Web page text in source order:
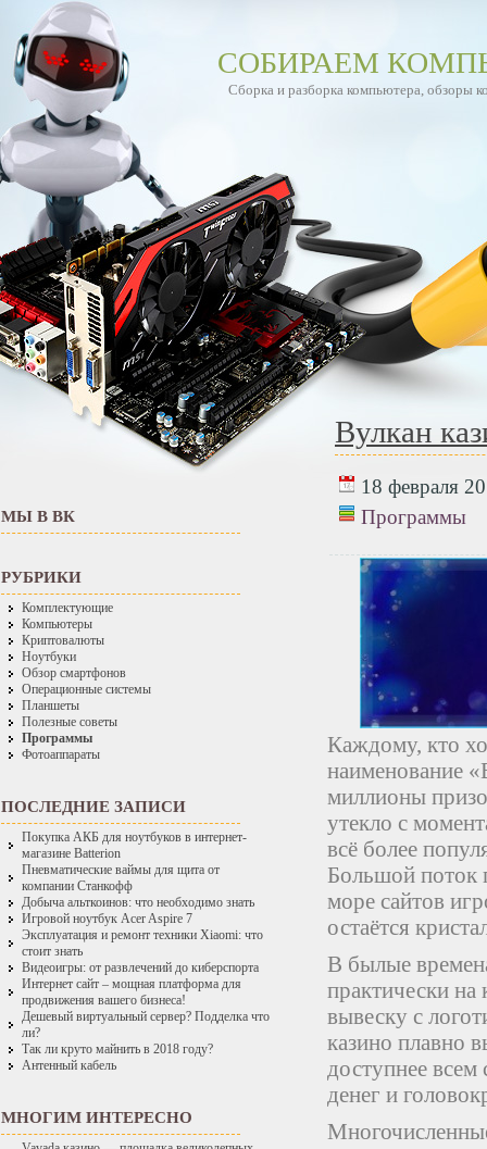
СОБИРАЕМ
Сборка и разборка компьютера, обзоры
МЫ В ВК
РУБРИКИ
Комплектующие
Компьютеры
Криптовалюты
Ноутбуки
Обзор смартфонов
Операционные системы
Планшеты
Полезные советы
Программы
Фотоаппараты
ПОСЛЕДНИЕ ЗАПИСИ
Покупка АКБ для ноутбуков в интернет-
магазине Batterion
Пневматические ваймы для щита от
компании Станкофф
Добыча альткоинов: что необходимо знать
Игровой ноутбук Acer Aspire 7
Эксплуатация и ремонт техники Xiaomi: что
стоит знать
Видеоигры: от развлечений до киберспорта
Интернет сайт – мощная платформа для
продвижения вашего бизнеса!
Дешевый виртуальный сервер? Подделка что
ли?
Так ли круто майнить в 2018 году?
Антенный кабель
МНОГИМ ИНТЕРЕСНО
Вулкан
18 февраля
Программы
Каждому, кто
наименование
миллионы
утекло с
всё более
Большой поток
море сайтов
остаётся
В былые
практически
вывеску с
казино плавно
доступнее
денег и